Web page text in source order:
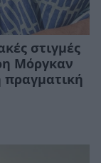
στιγμές
Μόργκαν
πραγματική